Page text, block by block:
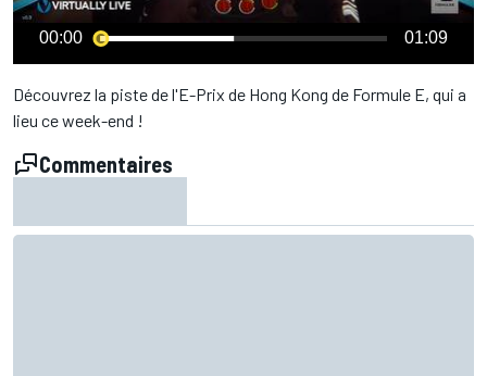
00:00 01:09
Découvrez la piste de l'E-Prix de Hong Kong de Formule E, qui a
lieu ce week-end !
Commentaires